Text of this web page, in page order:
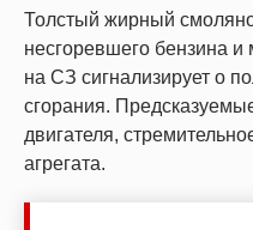
Толстый жирный
несгоревшего бензина
на СЗ сигнализирует о
сгорания.
двигателя,
агрегата.